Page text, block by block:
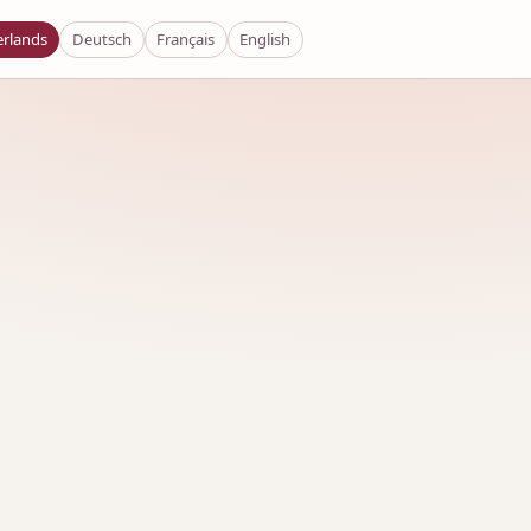
Deutsch Français English